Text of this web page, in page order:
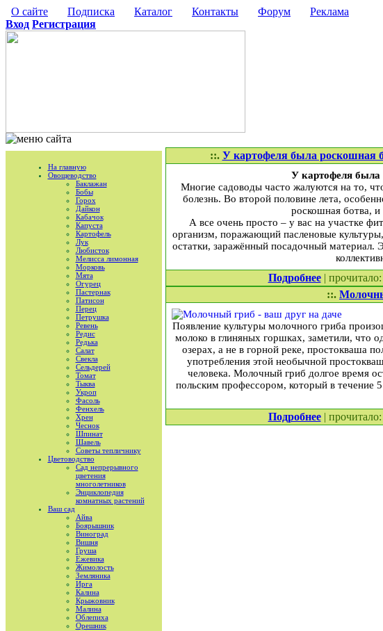
О сайте Подписка Каталог Контакты Форум
Реклама
Вход Регистрация
На главную
Овощеводство
Баклажан
Бобы
Горох
Дайкон
Кабачок
Капуста
Картофель
Лук
Любисток
Мелисса лимонная
Морковь
Мята
Огурец
Пастернак
Патисон
Перец
Петрушка
Ревень
Редис
Редька
Салат
Свекла
Сельдерей
Томат
Тыква
Укроп
Фасоль
Фенхель
Хрен
Чеснок
Шпинат
Шавель
Советы тепличнику
Цветоводство
Сад непрерывного
цветения
многолетников
Энциклопедия
комнатных растений
Ваш сад
Айва
Боярышник
Виноград
Вишня
Груша
Ежевика
Жимолость
Земляника
Ирга
Калина
Крыжовник
Малина
Облепиха
Орешник
::. У картофеля была роскошная
У картофеля была
Многие садоводы часто жалуются на то,
болезнь. Во второй половине лета,
роскошная ботва,
А все очень просто – у вас на участке
организм, поражающий пасленовые
остатки, заражённый посадочный материал.
Подробнее| прочитало:
::.
Появление культуры молочного гриба
молоко в глиняных горшках, заметили, что
озерах, а не в горной реке, простокваша
употребления этой необычной
человека. Молочный гриб долгое время
польским профессором, который в течение
Подробнее| прочитало: